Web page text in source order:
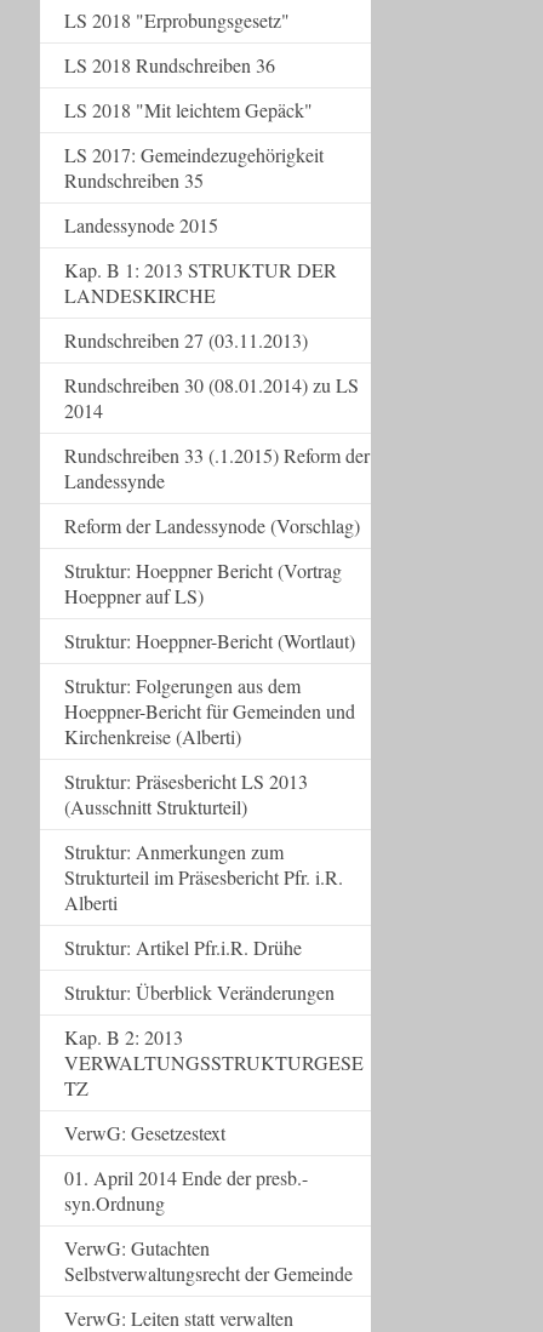
LS 2018 "Erprobungsgesetz"
LS 2018 Rundschreiben 36
LS 2018 "Mit leichtem Gepäck"
LS 2017: Gemeindezugehörigkeit
Rundschreiben 35
Landessynode 2015
Kap. B 1: 2013 STRUKTUR DER
LANDESKIRCHE
Rundschreiben 27 (03.11.2013)
Rundschreiben 30 (08.01.2014) zu LS
2014
Rundschreiben 33 (.1.2015) Reform der
Landessynde
Reform der Landessynode (Vorschlag)
Struktur: Hoeppner Bericht (Vortrag
Hoeppner auf LS)
Struktur: Hoeppner-Bericht (Wortlaut)
Struktur: Folgerungen aus dem
Hoeppner-Bericht für Gemeinden und
Kirchenkreise (Alberti)
Struktur: Präsesbericht LS 2013
(Ausschnitt Strukturteil)
Struktur: Anmerkungen zum
Strukturteil im Präsesbericht Pfr. i.R.
Alberti
Struktur: Artikel Pfr.i.R. Drühe
Struktur: Überblick Veränderungen
Kap. B 2: 2013
VERWALTUNGSSTRUKTURGESE
TZ
VerwG: Gesetzestext
01. April 2014 Ende der presb.-
syn.Ordnung
VerwG: Gutachten
Selbstverwaltungsrecht der Gemeinde
VerwG: Leiten statt verwalten